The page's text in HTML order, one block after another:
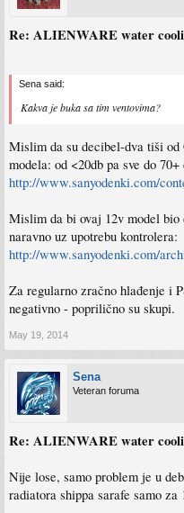
Re: ALIENWARE water
Sena said:
Kakva je buka sa tim ventovima?
Mislim da su decibel-dva tiši od
modela: od <20db pa sve do
http://www.sanyodenki.com/
Mislim da bi ovaj 12v model bio
naravno uz upotrebu kontrolera:
http://www.sanyodenki.com/
Za regularno zračno hlađenje i
negativno - poprilično su skupi.
May 19, 2014
Sena
Veteran foruma
Re: ALIENWARE water
Nije lose, samo problem je u
radiatora shippa sarafe samo za